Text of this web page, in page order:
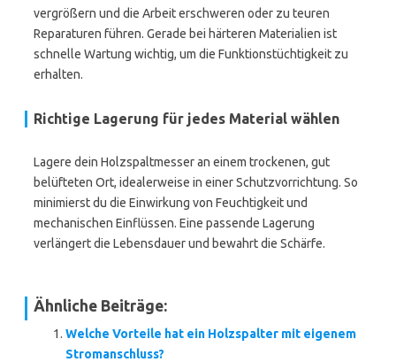
vergrößern und die Arbeit erschweren oder zu teuren
Reparaturen führen. Gerade bei härteren Materialien ist
schnelle Wartung wichtig, um die Funktionstüchtigkeit zu
erhalten.
Richtige Lagerung für jedes Material wählen
Lagere dein Holzspaltmesser an einem trockenen, gut
belüfteten Ort, idealerweise in einer Schutzvorrichtung. So
minimierst du die Einwirkung von Feuchtigkeit und
mechanischen Einflüssen. Eine passende Lagerung
verlängert die Lebensdauer und bewahrt die Schärfe.
Ähnliche Beiträge:
Welche Vorteile hat ein Holzspalter mit eigenem
Stromanschluss?